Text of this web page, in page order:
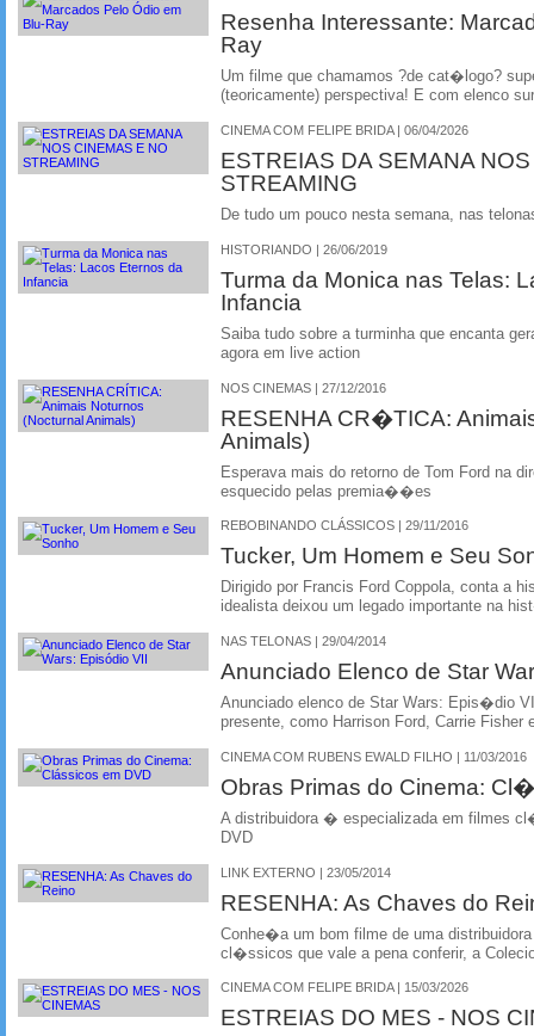
Resenha Interessante:
Ray
Um filme que chamamos ?de cat�logo?
(teoricamente) perspectiva! E com elenco
CINEMA COM FELIPE BRIDA | 06/04/2026
ESTREIAS DA SEMANA
STREAMING
De tudo um pouco nesta semana, nas
HISTORIANDO | 26/06/2019
Turma da Monica nas Telas:
Infancia
Saiba tudo sobre a turminha que encanta
agora em live action
NOS CINEMAS | 27/12/2016
RESENHA CR�TICA:
Animals)
Esperava mais do retorno de Tom Ford na
esquecido pelas premia��es
REBOBINANDO CLÁSSICOS | 29/11/2016
Tucker, Um Homem e Seu
Dirigido por Francis Ford Coppola, conta a
idealista deixou um legado importante na
NAS TELONAS | 29/04/2014
Anunciado Elenco de Star
Anunciado elenco de Star Wars: Epis�dio
presente, como Harrison Ford, Carrie Fisher
CINEMA COM RUBENS EWALD FILHO | 11/03/2016
Obras Primas do Cinema:
A distribuidora � especializada em filmes
DVD
LINK EXTERNO | 23/05/2014
RESENHA: As Chaves do
Conhe�a um bom filme de uma
cl�ssicos que vale a pena conferir, a
CINEMA COM FELIPE BRIDA | 15/03/2026
ESTREIAS DO MES - NOS